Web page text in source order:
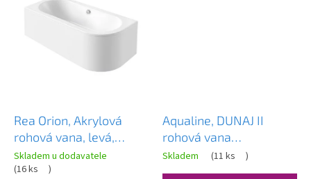
Rea Orion, Akrylová
rohová vana, levá,
150cm, REA-W0093
Skladem u dodavatele
(16 ks )
Aqualine, DUNAJ II
rohová vana
140x140x48 cm, bez
nožiček, bílá, G1340
Skladem (11 ks )